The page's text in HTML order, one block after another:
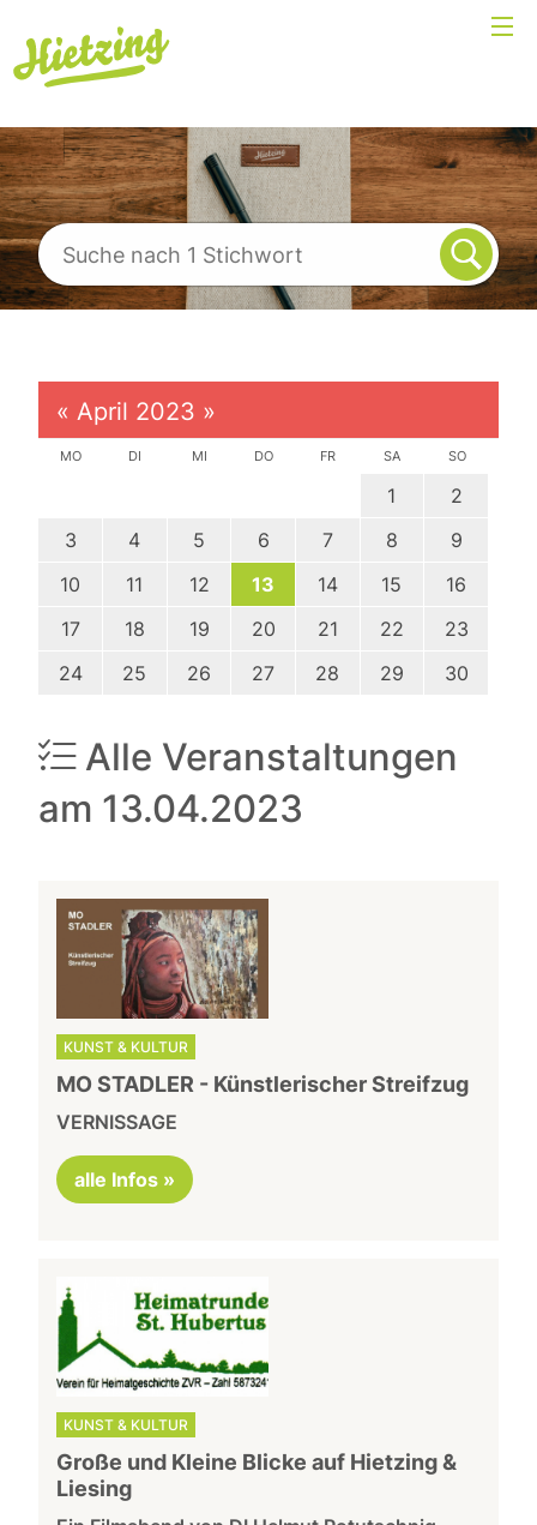
« April 2023 »
MO DI MI DO FR SA SO
1
2
3
4 5 6 7 8
9
10
11 12 13 14 15
16
17
18 19 20 21 22
23
24
25 26 27 28 29 30
Alle Veranstaltungen
am 13.04.2023
KUNST & KULTUR
MO STADLER - Künstlerischer Streifzug
VERNISSAGE
alle Infos »
KUNST & KULTUR
Große und Kleine Blicke auf Hietzing &
Liesing